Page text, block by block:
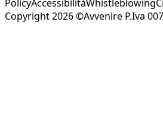
PolicyAccessibilitàWhistleblowing
Copyright 2026 ©Avvenire P.Iva